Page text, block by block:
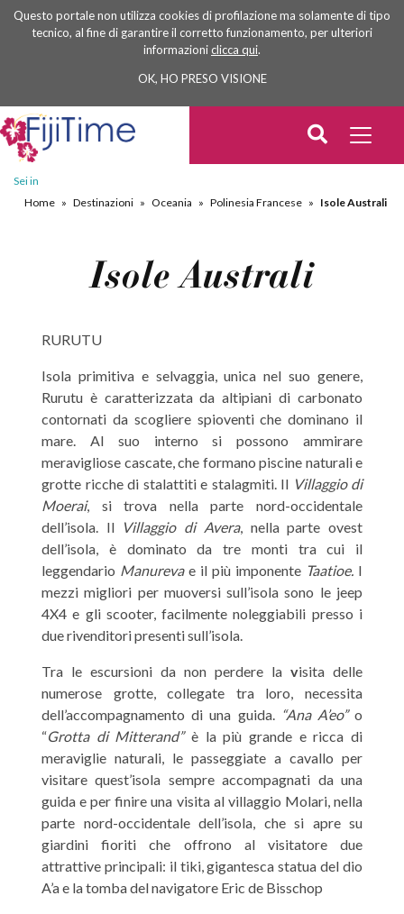
Questo portale non utilizza cookies di profilazione ma solamente di tipo
tecnico, al fine di garantire il corretto funzionamento, per ulteriori
informazioniclicca qui.
OK, HO PRESO VISIONE
Sei in
Home » Destinazioni » Oceania » Polinesia Francese » Isole Australi
Isole Australi
RURUTU
Isola primitiva e selvaggia, unica nel suo genere,
Rurutu è caratterizzata da altipiani di carbonato
contornati da scogliere spioventi che dominano il
mare. Al suo interno si possono ammirare
meravigliose cascate, che formano piscine naturali e
grotte ricche di stalattiti e stalagmiti. Il Villaggio di
Moerai, si trova nella parte nord-occidentale
dell’isola. Il Villaggio di Avera, nella parte ovest
dell’isola, è dominato da tre monti tra cui il
leggendario Manurevae il più imponente Taatioe. I
mezzi migliori per muoversi sull’isola sono le jeep
4X4 e gli scooter, facilmente noleggiabili presso i
due rivenditori presenti sull’isola.
Tra le escursioni da non perdere la visita delle
numerose grotte, collegate tra loro, necessita
dell’accompagnamento di una guida. “Ana A’eo”o
“Grotta di Mitterand”è la più grande e ricca di
meraviglie naturali, le passeggiate a cavallo per
visitare quest’isola sempre accompagnati da una
guida e per finire una visita al villaggio Molari, nella
parte nord-occidentale dell’isola, che si apre su
giardini fioriti che offrono al visitatore due
attrattive principali: il tiki, gigantesca statua del dio
A’a e la tomba del navigatore Eric de Bisschop